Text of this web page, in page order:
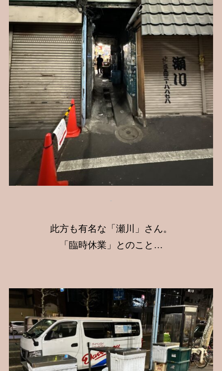
此方も有名な「瀬川」さん。
「臨時休業」とのこと…